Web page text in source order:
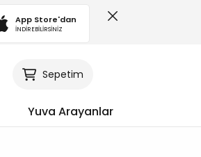
App Store'dan
İNDİREBİLİRSİNİZ
Sepetim
Yuva Arayanlar